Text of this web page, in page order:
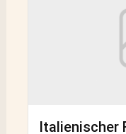
Italienischer